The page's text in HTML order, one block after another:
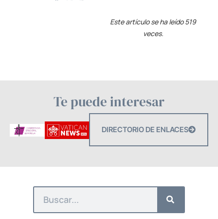
Este artículo se ha leído 519
veces.
Te puede interesar
DIRECTORIO DE ENLACES